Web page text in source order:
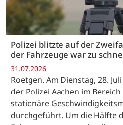
Polizei blitzte auf der
der Fahrzeuge war zu
31.07.2026
Roetgen. Am Dienstag, 28.
der Polizei Aachen im
stationäre
durchgeführt. Um die Hälfte